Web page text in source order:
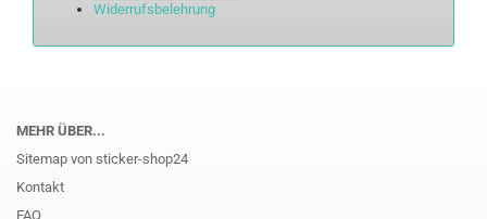
Widerrufsbelehrung
MEHR ÜBER...
Sitemap von sticker-shop24
Kontakt
FAQ